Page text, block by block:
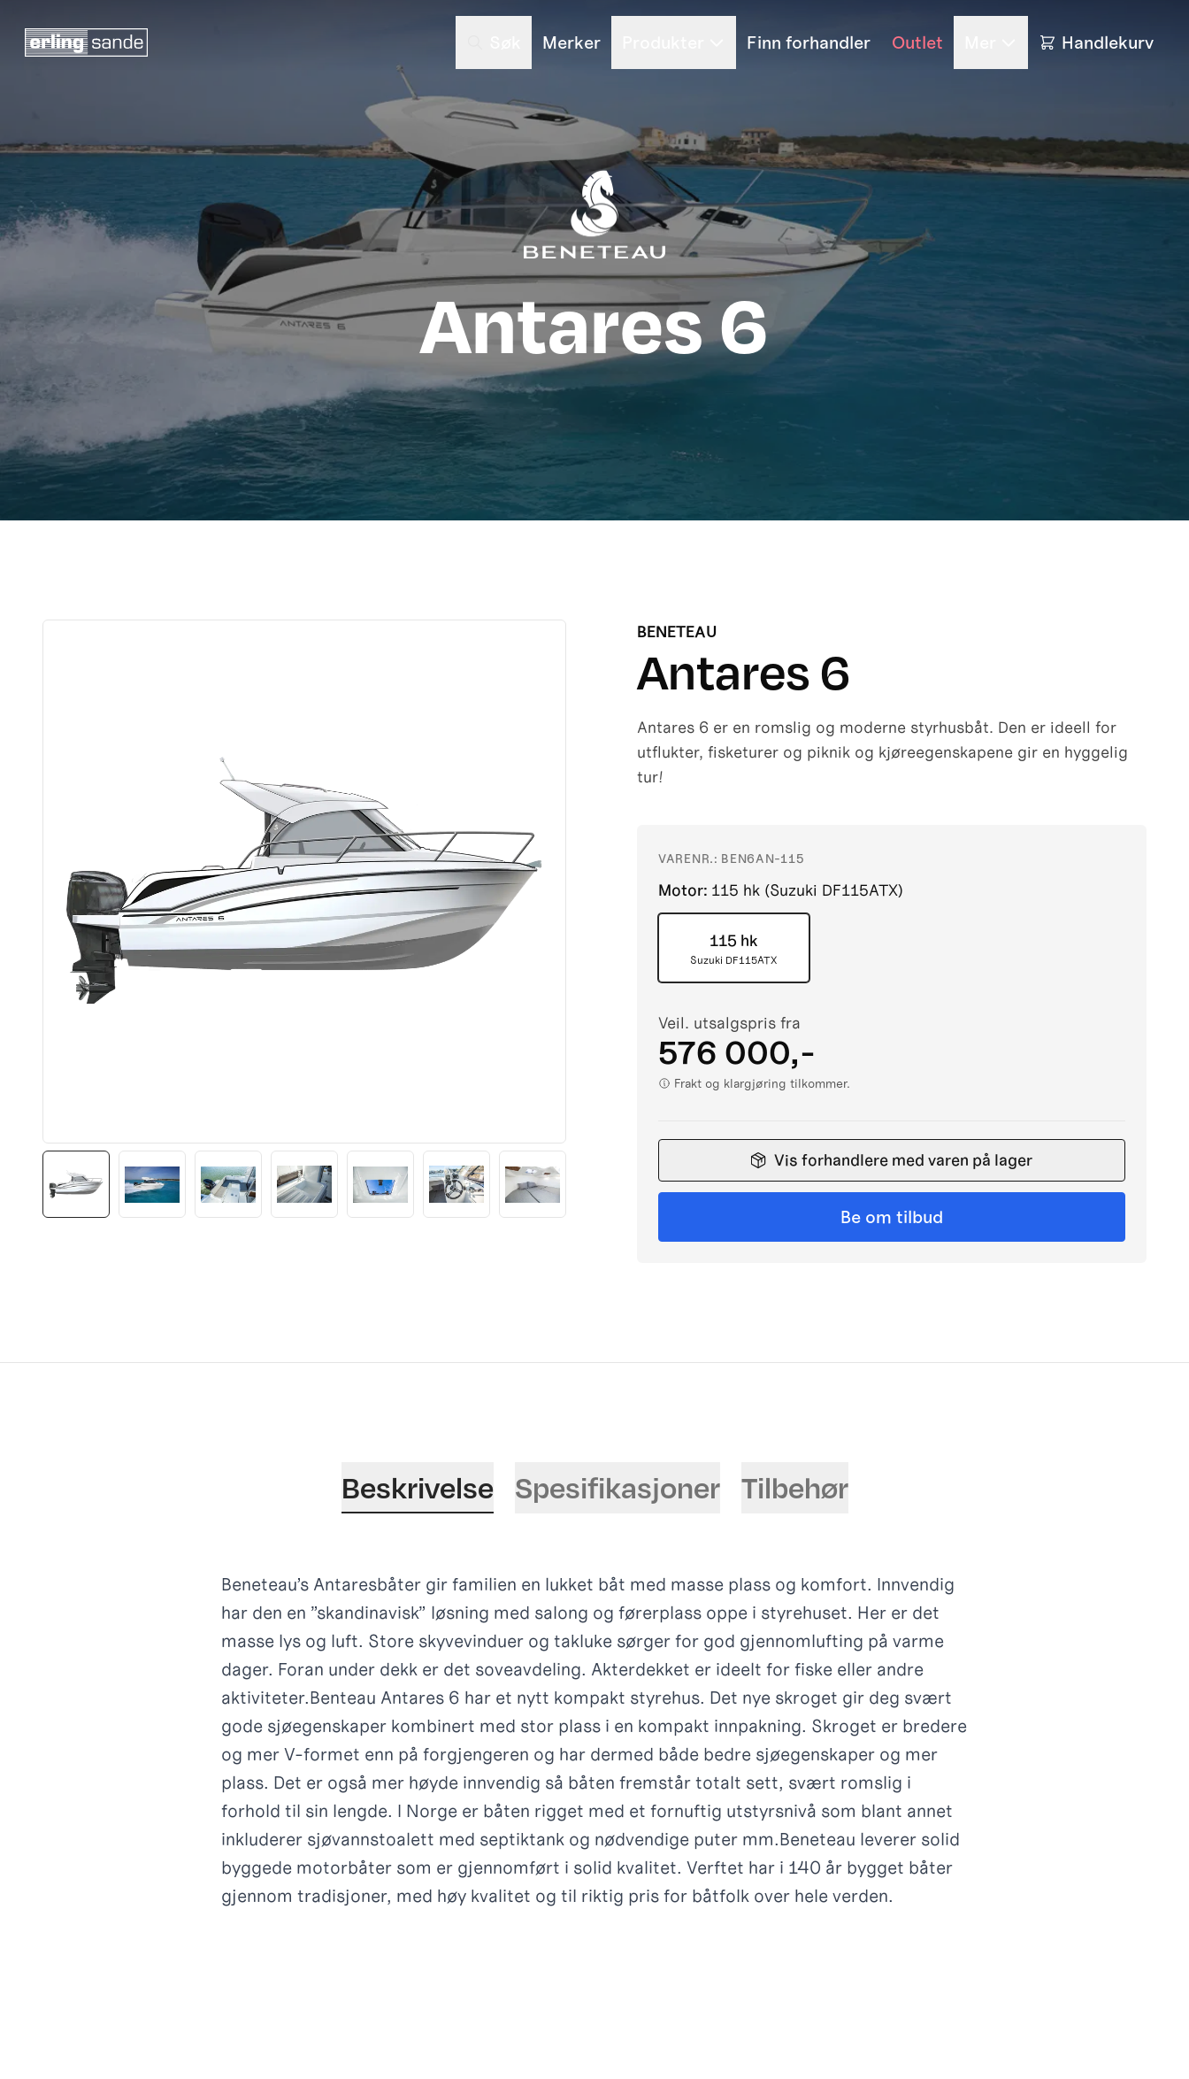
Merker Finn forhandler Outlet Handlekurv
Antares 6
BENETEAU
Antares 6
Antares 6 er en romslig og moderne styrhusbåt. Den er ideell for
utflukter, fisketurer og piknik og kjøreegenskapene gir en hyggelig
tur!
VARENR.: BEN6AN-115
Motor: 115 hk (Suzuki DF115ATX)
115 hk
Suzuki DF115ATX
Veil. utsalgspris fra
576 000,-
Frakt og klargjøring tilkommer.
Vis forhandlere med varen på lager
Be om tilbud
Beskrivelse Spesifikasjoner Tilbehør
Beneteau’s Antaresbåter gir familien en lukket båt med masse plass og komfort. Innvendig
har den en ”skandinavisk” løsning med salong og førerplass oppe i styrehuset. Her er det
masse lys og luft. Store skyvevinduer og takluke sørger for god gjennomlufting på varme
dager. Foran under dekk er det soveavdeling. Akterdekket er ideelt for fiske eller andre
aktiviteter.Benteau Antares 6 har et nytt kompakt styrehus. Det nye skroget gir deg svært
gode sjøegenskaper kombinert med stor plass i en kompakt innpakning. Skroget er bredere
og mer V-formet enn på forgjengeren og har dermed både bedre sjøegenskaper og mer
plass. Det er også mer høyde innvendig så båten fremstår totalt sett, svært romslig i
forhold til sin lengde. I Norge er båten rigget med et fornuftig utstyrsnivå som blant annet
inkluderer sjøvannstoalett med septiktank og nødvendige puter mm.Beneteau leverer solid
byggede motorbåter som er gjennomført i solid kvalitet. Verftet har i 140 år bygget båter
gjennom tradisjoner, med høy kvalitet og til riktig pris for båtfolk over hele verden.